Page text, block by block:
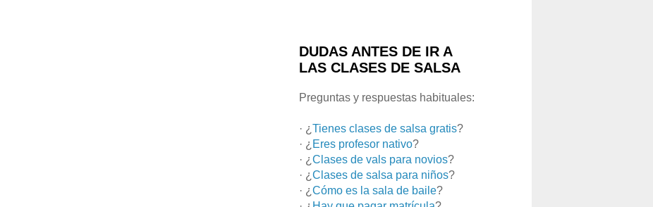
DUDAS ANTES DE IR A
LAS CLASES DE SALSA
Preguntas y respuestas habituales:
· ¿ Tienes clases de salsa gratis?
· ¿ Eres profesor nativo?
· ¿ Clases de vals para novios?
· ¿ Clases de salsa para niños?
· ¿ Cómo es la sala de baile?